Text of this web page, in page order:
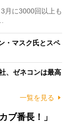
月に3000回以上も
・マスク氏とスペ
、ゼネコンは最高
一覧を見る
ブ番長！」